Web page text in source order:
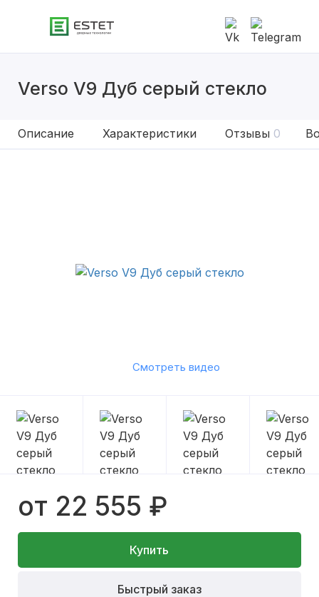
Verso V9 Дуб серый стекло
Описание Характеристики Отзывы 0
Смотреть видео
от 22 555 ₽
Купить
Быстрый заказ